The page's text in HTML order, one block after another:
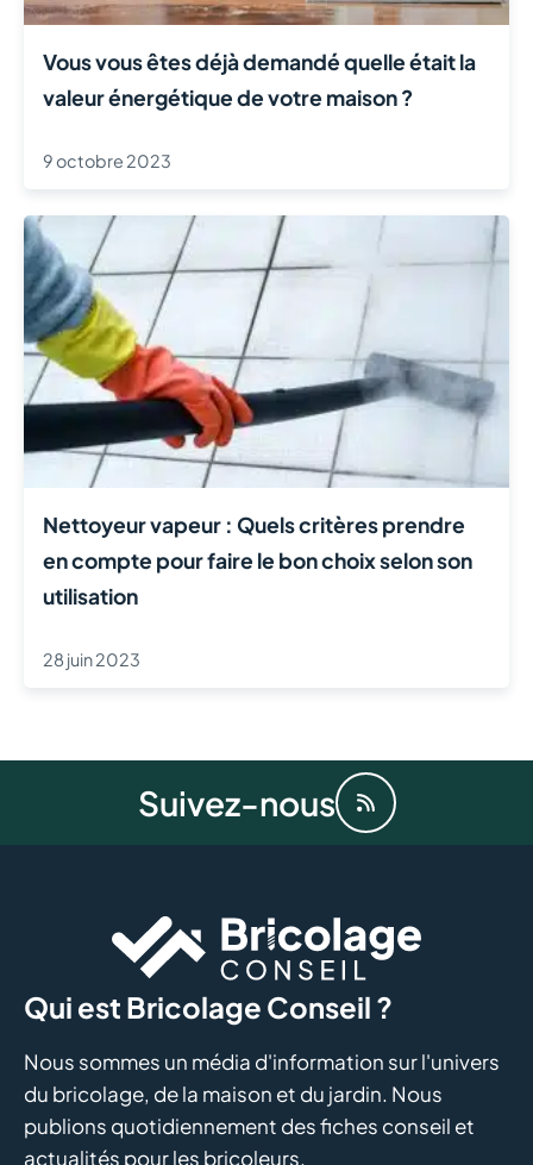
Vous vous êtes déjà demandé quelle était la
valeur énergétique de votre maison ?
9 octobre 2023
Nettoyeur vapeur : Quels critères prendre
en compte pour faire le bon choix selon son
utilisation
28 juin 2023
Suivez-nous
Qui est Bricolage Conseil ?
Nous sommes un média d'information sur l'univers
du bricolage, de la maison et du jardin. Nous
publions quotidiennement des fiches conseil et
actualités pour les bricoleurs.